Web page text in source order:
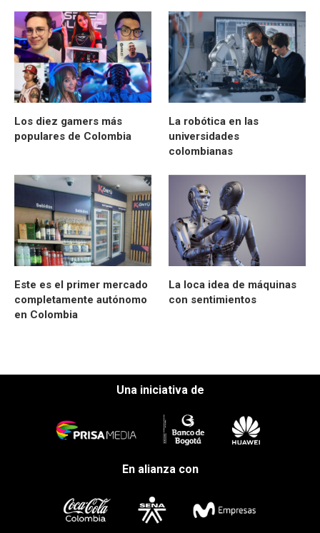
Los diez gamers más
populares de Colombia
La robótica en las
universidades
colombianas
Este es el primer mercado
completamente autónomo
en Colombia
La loca idea de máquinas
con sentimientos
Una iniciativa de
En alianza con